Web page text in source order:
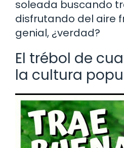
soleada buscando
disfrutando del aire
genial, ¿verdad?
El trébol de
la cultura